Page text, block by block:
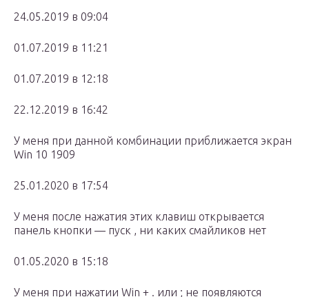
24.05.2019 в 09:04
01.07.2019 в 11:21
01.07.2019 в 12:18
22.12.2019 в 16:42
У меня при данной комбинации приближается экран
Win 10 1909
25.01.2020 в 17:54
У меня после нажатия этих клавиш открывается
панель кнопки — пуск , ни каких смайликов нет
01.05.2020 в 15:18
У меня при нажатии Win + . или ; не появляются